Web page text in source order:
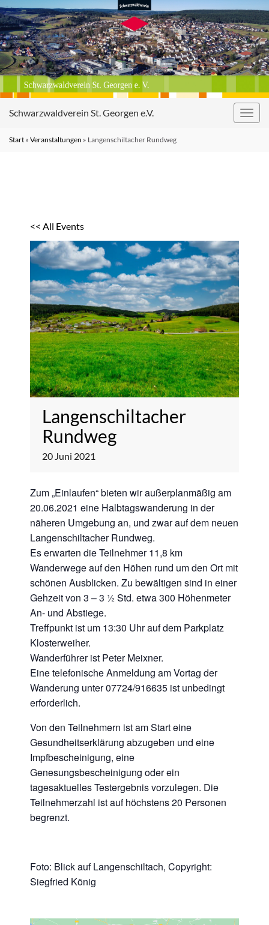
Schwarzwaldverein St. Georgen e.V.
Start » Veranstaltungen » Langenschiltacher Rundweg
<< All Events
Langenschiltacher
Rundweg
20 Juni 2021
Zum „Einlaufen“ bieten wir außerplanmäßig am
20.06.2021 eine Halbtagswanderung in der
näheren Umgebung an, und zwar auf dem neuen
Langenschiltacher Rundweg.
Es erwarten die Teilnehmer 11,8 km
Wanderwege auf den Höhen rund um den Ort mit
schönen Ausblicken. Zu bewältigen sind in einer
Gehzeit von 3 – 3 ½ Std. etwa 300 Höhenmeter
An- und Abstiege.
Treffpunkt ist um 13:30 Uhr auf dem Parkplatz
Klosterweiher.
Wanderführer ist Peter Meixner.
Eine telefonische Anmeldung am Vortag der
Wanderung unter 07724/916635 ist unbedingt
erforderlich.
Von den Teilnehmern ist am Start eine
Gesundheitserklärung abzugeben und eine
Impfbescheinigung, eine
Genesungsbescheinigung oder ein
tagesaktuelles Testergebnis vorzulegen. Die
Teilnehmerzahl ist auf höchstens 20 Personen
begrenzt.
Foto: Blick auf Langenschiltach, Copyright:
Siegfried König